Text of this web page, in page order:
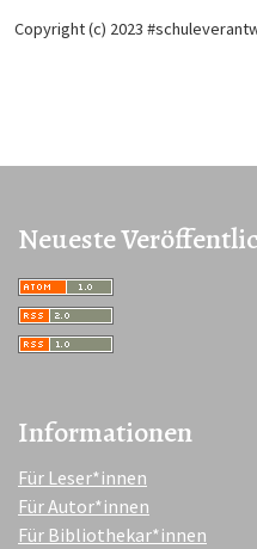
Copyright (c) 2023
Neueste
Informationen
Für Leser*innen
Für Autor*innen
Für Bibliothekar*innen